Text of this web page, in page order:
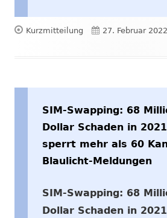
Format
Kurzmitteilung Veröffentlicht
27. Februar 2022
SIM-Swapping: 68
Dollar Schaden in
sperrt mehr als 60
Blaulicht-Meldungen
SIM-Swapping: 68
Dollar Schaden in 2021